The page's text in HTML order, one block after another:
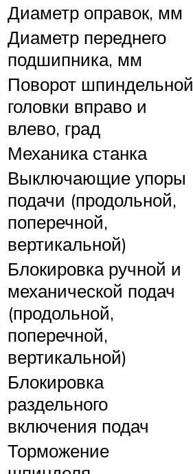
Диаметр оправок, мм
Диаметр переднего
подшипника, мм
Поворот шпиндельной
головки вправо и
влево, град
Механика станка
Выключающие упоры
подачи (продольной,
поперечной,
вертикальной)
Блокировка ручной и
механической подач
(продольной,
поперечной,
вертикальной)
Блокировка
раздельного
включения подач
Торможение